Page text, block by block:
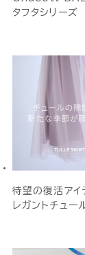
タフタシリーズ
待望の復活ア
レガントチュー